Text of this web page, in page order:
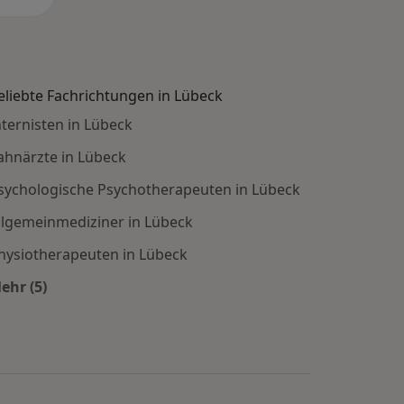
Fachrichtungen in Lübeck
in Lübeck
in Lübeck
Psychotherapeuten in Lübeck
in Lübeck
in Lübeck
(5)